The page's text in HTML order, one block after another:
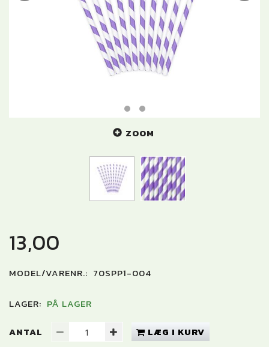
ZOOM
13,00
MODEL/VARENR.: 70SPP1-004
LAGER: PÅ LAGER
ANTAL LÆG I KURV